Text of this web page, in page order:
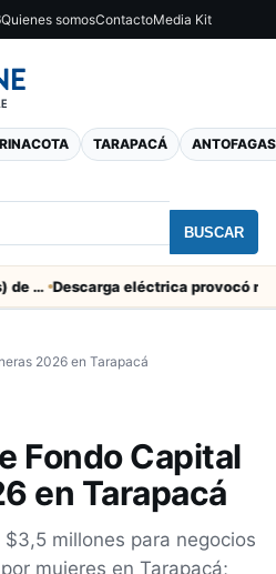
Quienes somosContactoMedia Kit
TARAPACÁ
BUSCAR
2026 en Tarapacá
Fondo Capital
en Tarapacá
millones para negocios
mujeres en Tarapacá;